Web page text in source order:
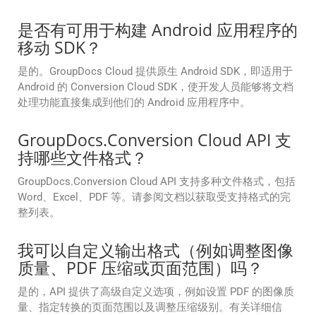
是否有可用于构建 Android 应用程序的
移动 SDK？
是的。GroupDocs Cloud 提供原生 Android SDK，即适用于
Android 的 Conversion Cloud SDK，使开发人员能够将文档
处理功能直接集成到他们的 Android 应用程序中。
GroupDocs.Conversion Cloud API 支
持哪些文件格式？
GroupDocs.Conversion Cloud API 支持多种文件格式，包括
Word、Excel、PDF 等。请参阅文档以获取受支持格式的完
整列表。
我可以自定义输出格式（例如调整图像
质量、PDF 压缩或页面范围）吗？
是的，API 提供了高级自定义选项，例如设置 PDF 的图像质
量、指定转换的页面范围以及调整压缩级别。有关详细信